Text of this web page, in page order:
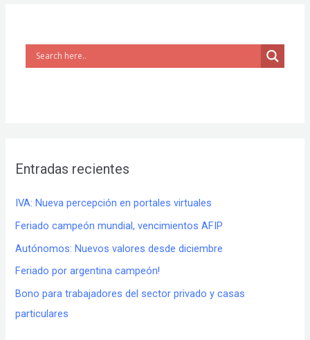
Entradas recientes
IVA: Nueva percepción en portales virtuales
Feriado campeón mundial, vencimientos AFIP
Autónomos: Nuevos valores desde diciembre
Feriado por argentina campeón!
Bono para trabajadores del sector privado y casas
particulares